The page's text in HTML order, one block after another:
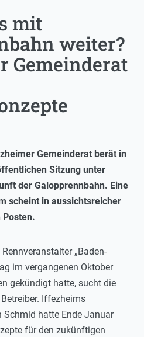
mit
weiter?
Gemeinderat
Gemeinderat berät in
Sitzung unter
der Galopprennbahn. Eine
scheint in aussichtsreicher
Posten.
„Baden-
im vergangenen Oktober
gekündigt hatte, sucht die
Iffezheims
Schmid hatte Ende Januar
für den zukünftigen